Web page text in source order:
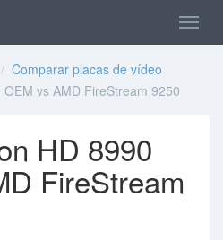
/ Comparar placas de vídeo
vs AMD FireStream 9250
HD 8990
FireStream